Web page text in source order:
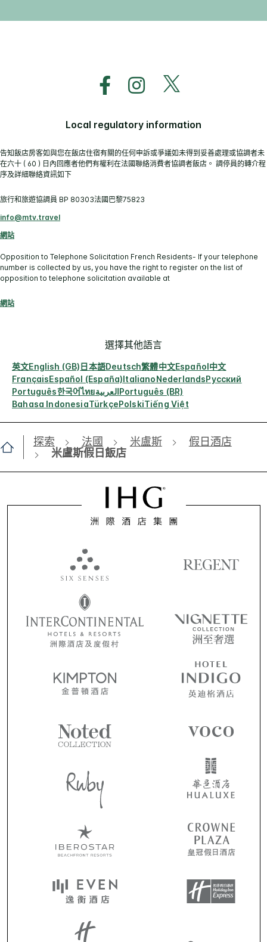
Local regulatory information
告知飯店房客如與您在飯店住宿有關的任何申訴或爭議如未得到妥善處理或協調者未
在六十 ( 60 ) 日內回應者他們有權利在法國聯絡消費者協調者飯店。 調停員的轉介程
序及詳細聯絡資訊如下
旅行和旅遊協調員 BP 80303法國巴黎75823
info@mtv.travel
網站
Opposition to Telephone Solicitation French Residents- If your telephone
number is collected by us, you have the right to register on the list of
opposition to telephone solicitation available at
網站
選擇其他語言
英文English (GB)日本語Deutsch繁體中文Español中文
FrançaisEspañol (España)ItalianoNederlandsРусский
Português한국어ไทยالعربيةPortuguês (BR)
Bahasa IndonesiaTürkçePolskiTiếng Việt
探索 法國 米盧斯
假日酒店
米盧斯假日飯店